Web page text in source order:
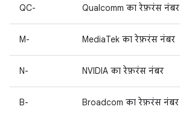
QC- Qualcomm का रेफ़रंस नंबर
M- MediaTek का रेफ़रंस नंबर
N- NVIDIA का रेफ़रंस नंबर
B- Broadcom का रेफ़रंस नंबर